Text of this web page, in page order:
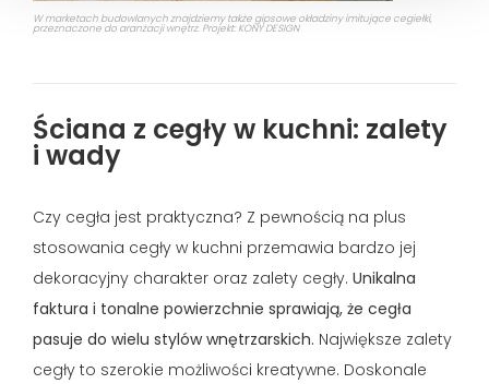
W marketach budowlanych znajdziemy także gipsowe okładziny imitujące cegiełki,
przeznaczone do aranżacji wnętrz. Projekt: KONY DESIGN
Ściana z cegły w kuchni: zalety
i wady
Czy cegła jest praktyczna? Z pewnością na plus
stosowania cegły w kuchni przemawia bardzo jej
dekoracyjny charakter oraz zalety cegły. Unikalna
faktura i tonalne powierzchnie sprawiają, że cegła
pasuje do wielu stylów wnętrzarskich. Największe zalety
cegły to szerokie możliwości kreatywne. Doskonale